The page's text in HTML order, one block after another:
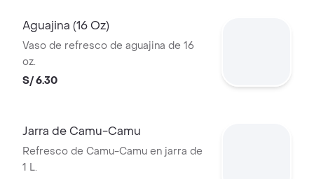
Aguajina (16 Oz)
Vaso de refresco de aguajina de 16
oz.
S/ 6.30
Jarra de Camu-Camu
Refresco de Camu-Camu en jarra de
1 L.